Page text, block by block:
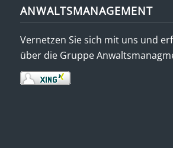
ANWALTSMANAGEMENT
Vernetzen Sie sich mit uns und
über die Gruppe